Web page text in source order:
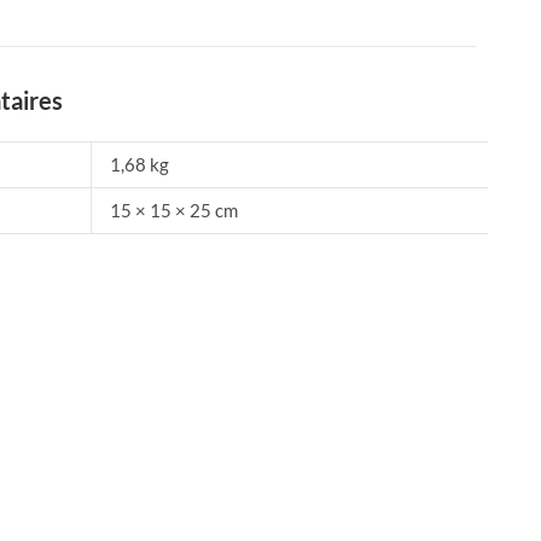
1,68 kg
15 × 15 × 25 cm